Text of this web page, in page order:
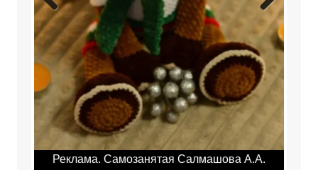
Реклама. Самозанятая Салмашова А.А.
Previ
ous
Next